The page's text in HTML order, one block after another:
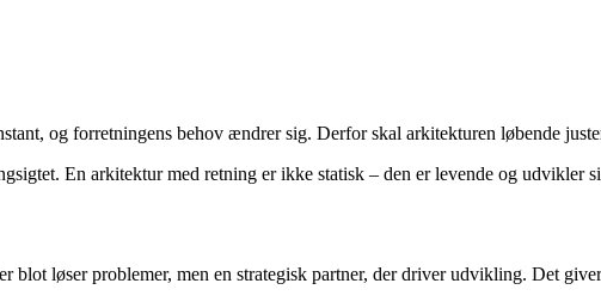
og forretningens behov ændrer sig. Derfor skal arkitekturen løbende
En arkitektur med retning er ikke statisk – den er levende og udvikler
løser problemer, men en strategisk partner, der driver udvikling. Det